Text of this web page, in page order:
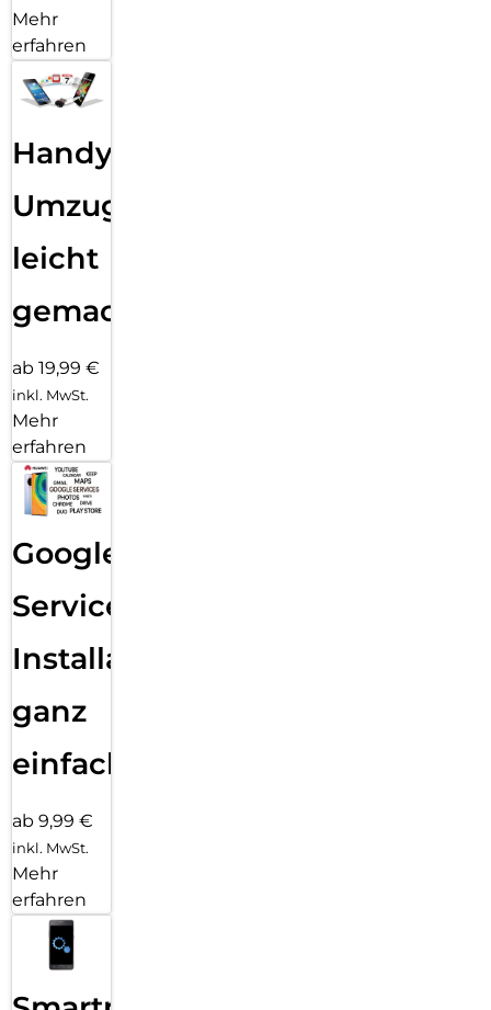
Mehr
erfahren
Handy
Umzug
leicht
gemacht!
ab 19,99 €
inkl. MwSt.
Mehr
erfahren
Google
Services
Installation
ganz
einfach
ab 9,99 €
inkl. MwSt.
Mehr
erfahren